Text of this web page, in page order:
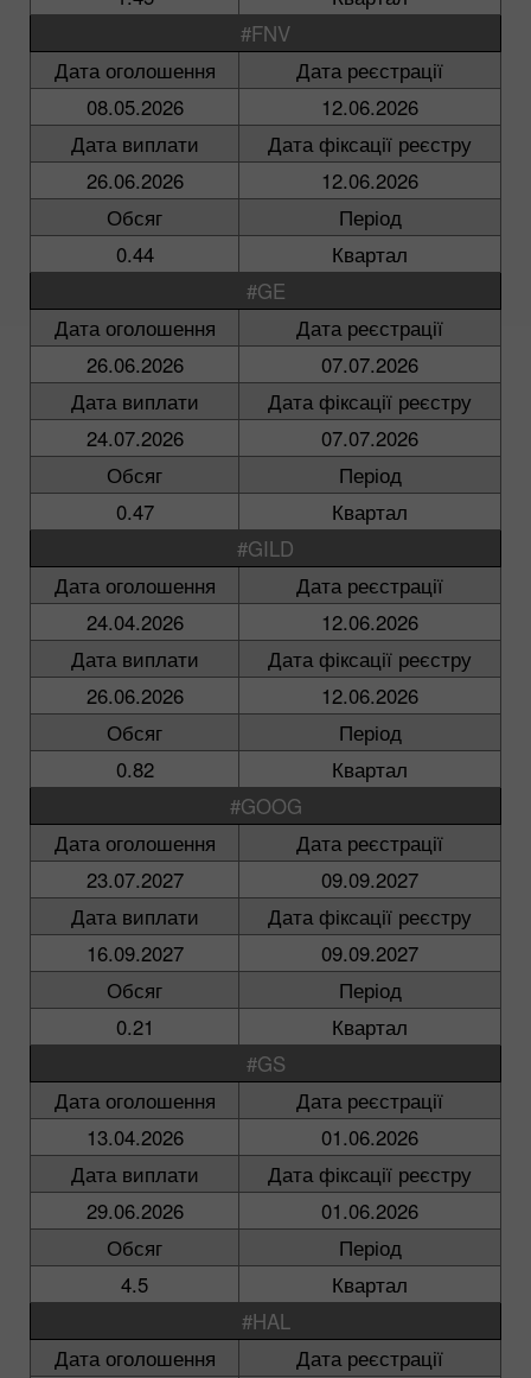
#FNV
Дата оголошення
Дата реєстрації
08.05.2026
12.06.2026
Дата виплати
Дата фіксації реєстру
26.06.2026
12.06.2026
Обсяг
Період
0.44
Квартал
#GE
Дата оголошення
Дата реєстрації
26.06.2026
07.07.2026
Дата виплати
Дата фіксації реєстру
24.07.2026
07.07.2026
Обсяг
Період
0.47
Квартал
#GILD
Дата оголошення
Дата реєстрації
24.04.2026
12.06.2026
Дата виплати
Дата фіксації реєстру
26.06.2026
12.06.2026
Обсяг
Період
0.82
Квартал
#GOOG
Дата оголошення
Дата реєстрації
23.07.2027
09.09.2027
Дата виплати
Дата фіксації реєстру
16.09.2027
09.09.2027
Обсяг
Період
0.21
Квартал
#GS
Дата оголошення
Дата реєстрації
13.04.2026
01.06.2026
Дата виплати
Дата фіксації реєстру
29.06.2026
01.06.2026
Обсяг
Період
4.5
Квартал
#HAL
Дата оголошення
Дата реєстрації